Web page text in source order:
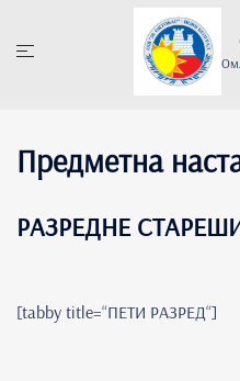
content
Предметна
РАЗРЕДНЕ
[tabby title=“ПЕТИ РАЗРЕД“]